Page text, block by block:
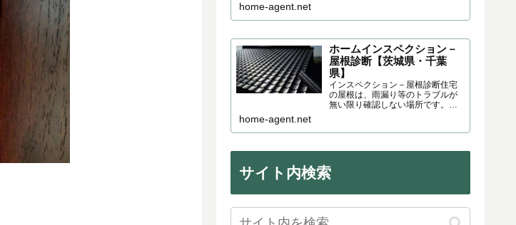
クしておいた方が良い部分です。
の不具合、断熱材の状態など、多...
home-agent.net
ホームインスペクション－
屋根診断【茨城県・千葉
県】
インスペクション－屋根診断住宅
の屋根は、雨漏り等のトラブルが
無い限り確認しない場所です。し
クしておいた方が良い部分です。
は、雨漏りによる修繕・今後のリ
フ...
home-agent.net
サイト内検索